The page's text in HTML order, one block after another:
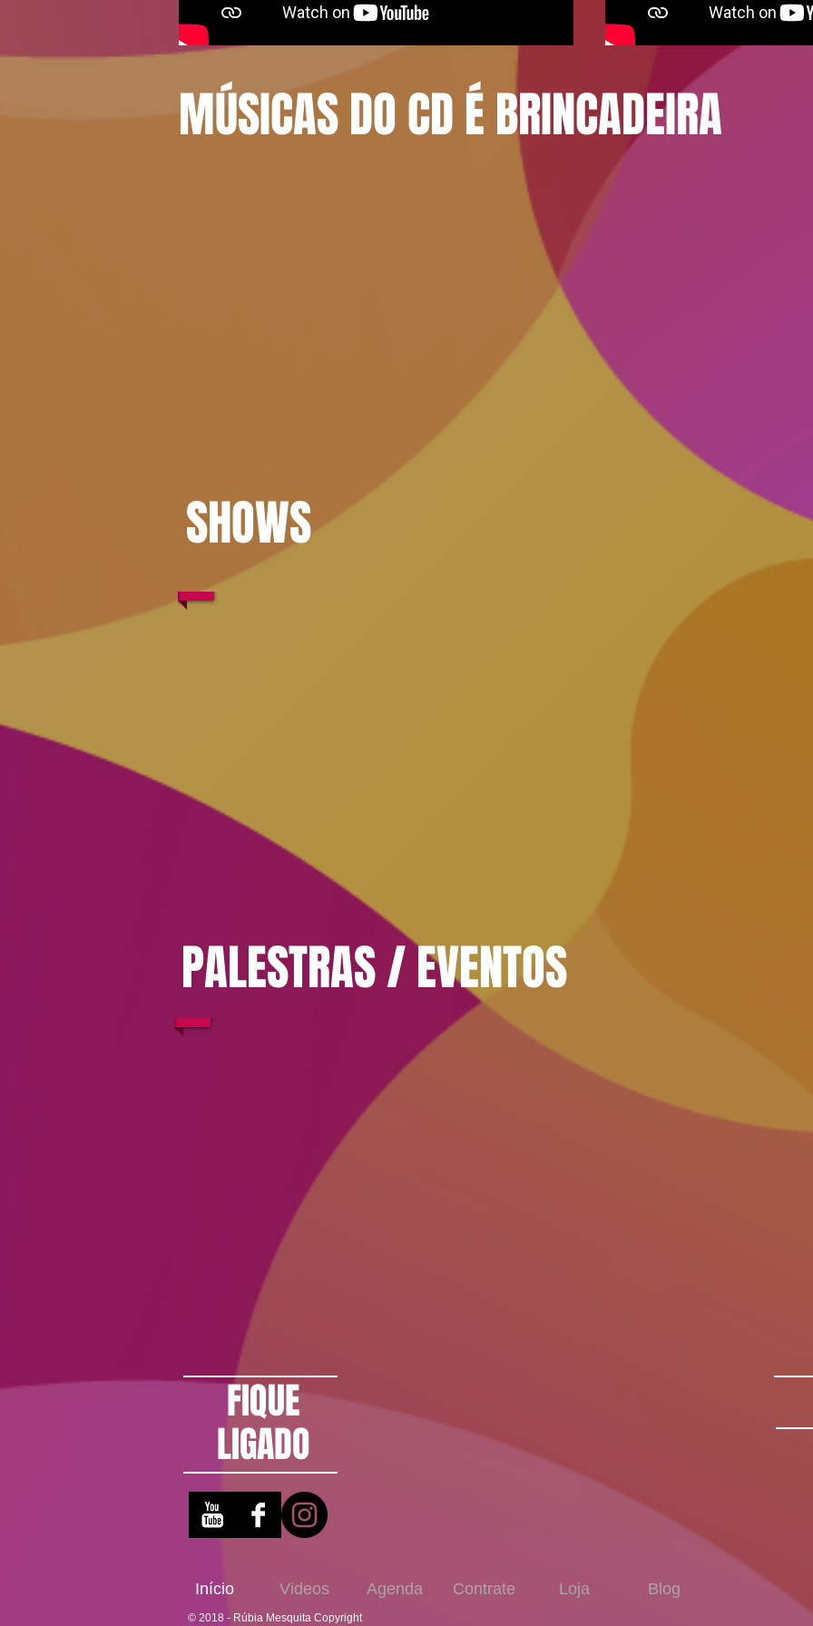
MÚSICAS DO CD É BRINCADEIRA
SHOWS
PALESTRAS / EVENTOS
FIQUE
LIGADO
Início Videos Agenda Contrate Loja Blog
© 2018 - Rúbia Mesquita Copyright